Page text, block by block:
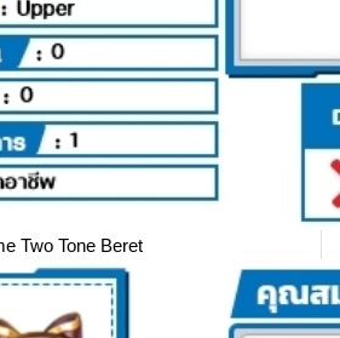
Two Tone Beret